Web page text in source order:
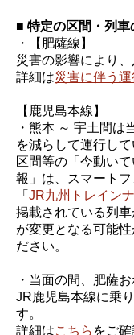
■ 特定の区間・列車
・【肥薩線】
災害の影響により、
詳細は災害に伴う
【鹿児島本線】
・熊本 ～ 宇土間は
を減らして運行して
区間等の「今動い
報」は、スマート
「JR九州トレイン
掲載されている列
が変更となる可能
ださい。
・当面の間、肥薩
JR鹿児島本線に乗
す。
詳細はこちら をご確